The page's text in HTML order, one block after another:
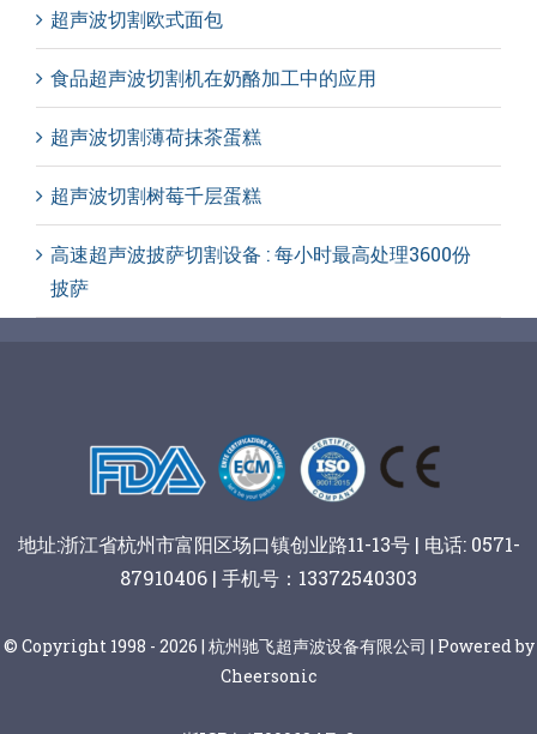
超声波切割欧式面包
食品超声波切割机在奶酪加工中的应用
超声波切割薄荷抹茶蛋糕
超声波切割树莓千层蛋糕
高速超声波披萨切割设备 : 每小时最高处理3600份
披萨
地址:浙江省杭州市富阳区场口镇创业路11-13号 | 电话: 0571-
87910406 | 手机号：13372540303
© Copyright 1998 - 2026 | 杭州驰飞超声波设备有限公司 | Powered by
Cheersonic